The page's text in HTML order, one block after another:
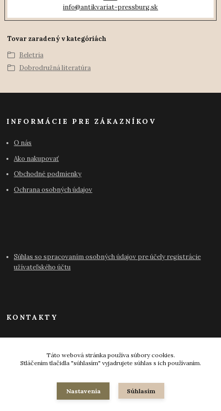
info@antikvariat-pressburg.sk
Tovar zaradený v kategóriách
Beletria
Dobrodružná literatúra
INFORMÁCIE PRE ZÁKAZNÍKOV
O nás
Ako nakupovať
Obchodné podmienky
Ochrana osobných údajov
Súhlas so spracovaním osobných údajov pre účely registrácie
užívateľského účtu
KONTAKTY
Táto webová stránka používa súbory cookies.
Stláčením tlačidla "súhlasím" vyjadrujete súhlas s ich používaním.
Nastavenia Súhlasím